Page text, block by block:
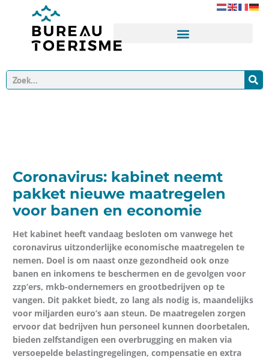
Zoeken
Coronavirus: kabinet neemt
pakket nieuwe maatregelen
voor banen en economie
Het kabinet heeft vandaag besloten om vanwege het
coronavirus uitzonderlijke economische maatregelen te
nemen. Doel is om naast onze gezondheid ook onze
banen en inkomens te beschermen en de gevolgen voor
zzp’ers, mkb-ondernemers en grootbedrijven op te
vangen. Dit pakket biedt, zo lang als nodig is, maandelijks
voor miljarden euro’s aan steun. De maatregelen zorgen
ervoor dat bedrijven hun personeel kunnen doorbetalen,
bieden zelfstandigen een overbrugging en maken via
versoepelde belastingregelingen, compensatie en extra